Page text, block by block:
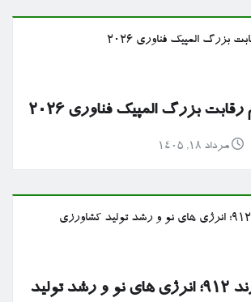
بزرگ المپیک فناوری ۲۰۲۶
مرداد ۱۸, ۱۴۰۵
گزارش خط رند ۹۱۲؛ انرژی های نو و رشد تولید